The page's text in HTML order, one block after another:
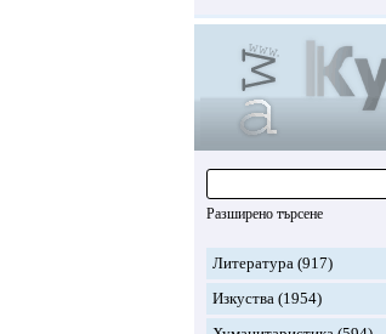
Разширено търсене
Литература (917)
Изкуства (1954)